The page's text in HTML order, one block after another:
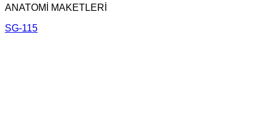
ANATOMİ MAKETLERİ
SG-115